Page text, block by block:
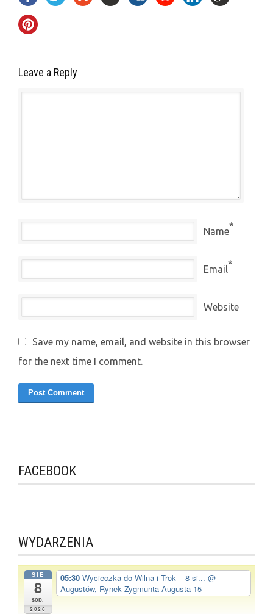
Leave a Reply
Name*
Email*
Website
Save my name, email, and website in this browser
for the next time I comment.
FACEBOOK
WYDARZENIA
SIE
8
sob.
2026
05:30 Wycieczka do Wilna i Trok – 8 si... @
Augustów, Rynek Zygmunta Augusta 15